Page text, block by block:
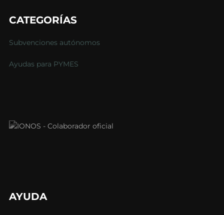
CATEGORÍAS
Subvenciones autónomos
Ayudas para PYMES
AYUDA